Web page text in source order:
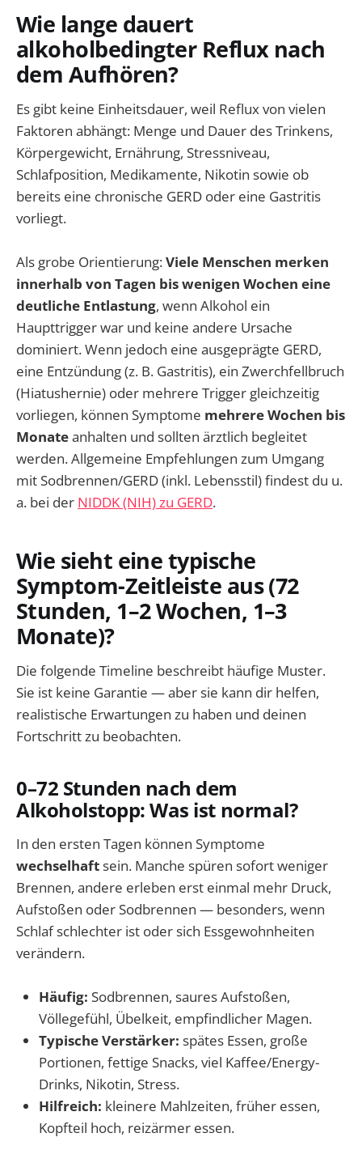
Wie lange dauert
alkoholbedingter Reflux nach
dem Aufhören?
Es gibt keine Einheitsdauer, weil Reflux von vielen
Faktoren abhängt: Menge und Dauer des Trinkens,
Körpergewicht, Ernährung, Stressniveau,
Schlafposition, Medikamente, Nikotin sowie ob
bereits eine chronische GERD oder eine Gastritis
vorliegt.
Als grobe Orientierung:Viele Menschen merken
innerhalb von Tagen bis wenigen Wochen eine
deutliche Entlastung, wenn Alkohol ein
Haupttrigger war und keine andere Ursache
dominiert. Wenn jedoch eine ausgeprägte GERD,
eine Entzündung (z. B. Gastritis), ein Zwerchfellbruch
(Hiatushernie) oder mehrere Trigger gleichzeitig
vorliegen, können Symptome mehrere Wochen bis
Monateanhalten und sollten ärztlich begleitet
werden. Allgemeine Empfehlungen zum Umgang
mit Sodbrennen/GERD (inkl. Lebensstil) findest du u.
a. bei der NIDDK (NIH) zu GERD.
Wie sieht eine typische
Symptom-Zeitleiste aus (72
Stunden, 1–2 Wochen, 1–3
Monate)?
Die folgende Timeline beschreibt häufige Muster.
Sie ist keine Garantie — aber sie kann dir helfen,
realistische Erwartungen zu haben und deinen
Fortschritt zu beobachten.
0–72 Stunden nach dem
Alkoholstopp: Was ist normal?
In den ersten Tagen können Symptome
wechselhaftsein. Manche spüren sofort weniger
Brennen, andere erleben erst einmal mehr Druck,
Aufstoßen oder Sodbrennen — besonders, wenn
Schlaf schlechter ist oder sich Essgewohnheiten
verändern.
Häufig: Sodbrennen, saures Aufstoßen,
Völlegefühl, Übelkeit, empfindlicher Magen.
Typische Verstärker: spätes Essen, große
Portionen, fettige Snacks, viel Kaffee/Energy-
Drinks, Nikotin, Stress.
Hilfreich: kleinere Mahlzeiten, früher essen,
Kopfteil hoch, reizärmer essen.